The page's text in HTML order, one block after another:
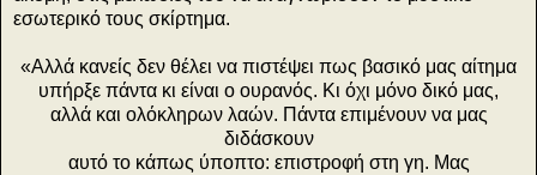
εσωτερικό τους σκίρτημα.
«Αλλά κανείς δεν θέλει να πιστέψει πως βασικό μας αίτημα
υπήρξε πάντα κι είναι ο ουρανός. Κι όχι μόνο δικό μας,
αλλά και ολόκληρων λαών. Πάντα επιμένουν να μας
διδάσκουν
αυτό το κάπως ύποπτο: επιστροφή στη γη. Μας